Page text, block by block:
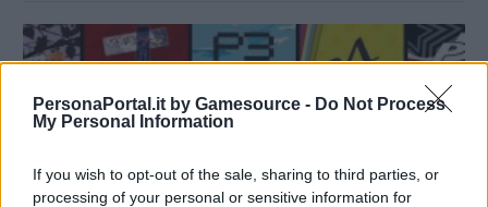
PersonaPortal.it by Gamesource - Do Not Process
My Personal Information
If you wish to opt-out of the sale, sharing to third parties, or
processing of your personal or sensitive information for